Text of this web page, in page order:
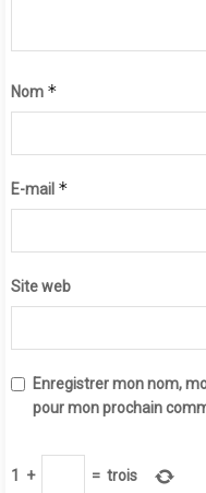
Nom *
E-mail *
Site web
Enregistrer mon nom,
pour mon prochain
1 + = trois